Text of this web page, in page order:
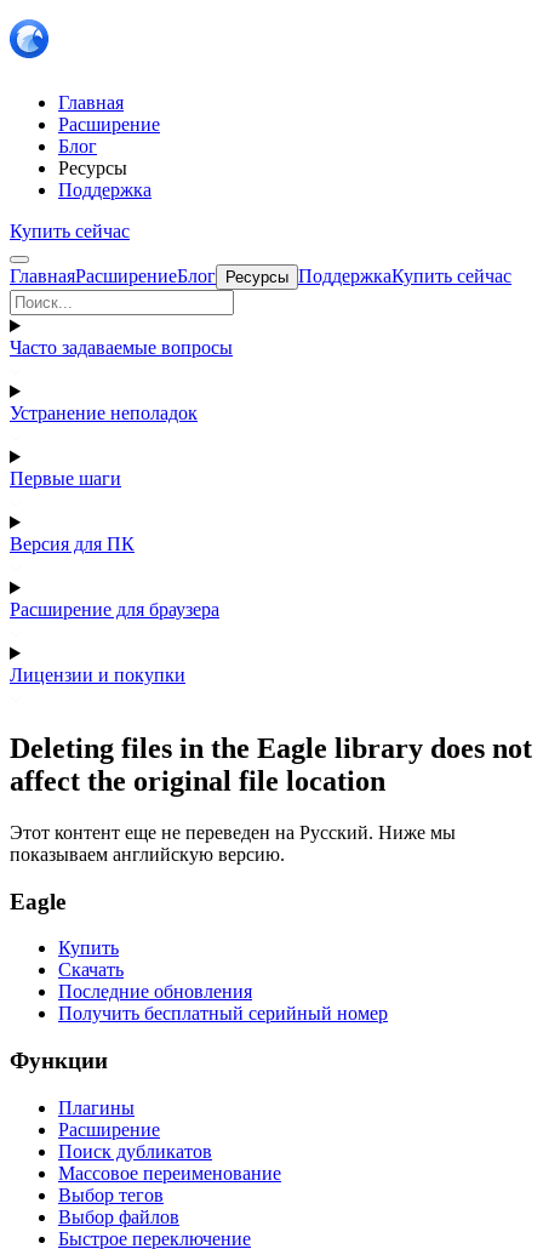
Главная
Расширение
Блог
Ресурсы
Поддержка
Купить сейчас
ГлавнаяРасширениеБлог Ресурсы ПоддержкаКупить сейчас
Часто задаваемые вопросы
Устранение неполадок
Первые шаги
Версия для ПК
Расширение для браузера
Лицензии и покупки
Deleting files in the Eagle library does not
affect the original file location
Этот контент еще не переведен на Русский. Ниже мы
показываем английскую версию.
Eagle
Купить
Скачать
Последние обновления
Получить бесплатный серийный номер
Функции
Плагины
Расширение
Поиск дубликатов
Массовое переименование
Выбор тегов
Выбор файлов
Быстрое переключение